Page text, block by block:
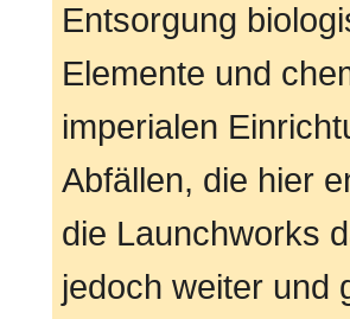
Entsorgung
Elemente und
imperialen
Abfällen, die hier
die Launchworks
jedoch weiter und